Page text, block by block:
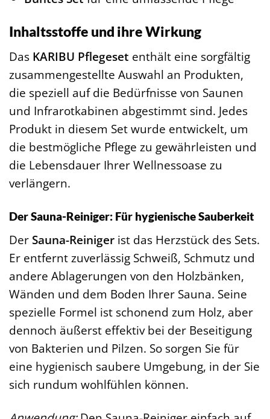
Inhaltsstoffe und ihre Wirkung
Das KARIBU Pflegeset enthält eine sorgfältig
zusammengestellte Auswahl an Produkten,
die speziell auf die Bedürfnisse von Saunen
und Infrarotkabinen abgestimmt sind. Jedes
Produkt in diesem Set wurde entwickelt, um
die bestmögliche Pflege zu gewährleisten und
die Lebensdauer Ihrer Wellnessoase zu
verlängern.
Der Sauna-Reiniger: Für hygienische Sauberkeit
Der Sauna-Reiniger ist das Herzstück des Sets.
Er entfernt zuverlässig Schweiß, Schmutz und
andere Ablagerungen von den Holzbänken,
Wänden und dem Boden Ihrer Sauna. Seine
spezielle Formel ist schonend zum Holz, aber
dennoch äußerst effektiv bei der Beseitigung
von Bakterien und Pilzen. So sorgen Sie für
eine hygienisch saubere Umgebung, in der Sie
sich rundum wohlfühlen können.